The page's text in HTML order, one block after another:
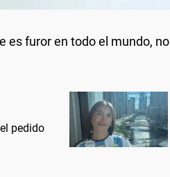
es furor en todo el mundo, no
pedido